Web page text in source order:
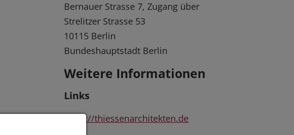
Bernauer Strasse 7, Zugang über
Strelitzer Strasse 53
10115 Berlin
Bundeshauptstadt Berlin
Weitere Informationen
Links
https://thiessenarchitekten.de